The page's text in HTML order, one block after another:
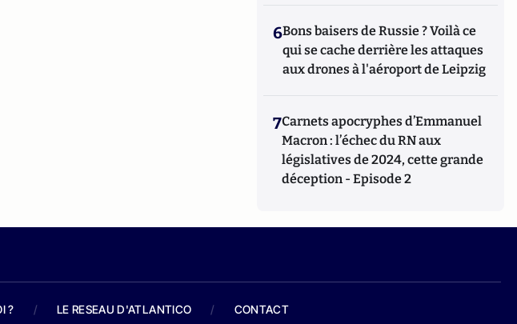
6Bons baisers de Russie ? Voilà ce
qui se cache derrière les attaques
aux drones à l'aéroport de Leipzig
7Carnets apocryphes d’Emmanuel
Macron : l’échec du RN aux
législatives de 2024, cette grande
déception - Episode 2
? / LE RESEAU D'ATLANTICO / CONTACT